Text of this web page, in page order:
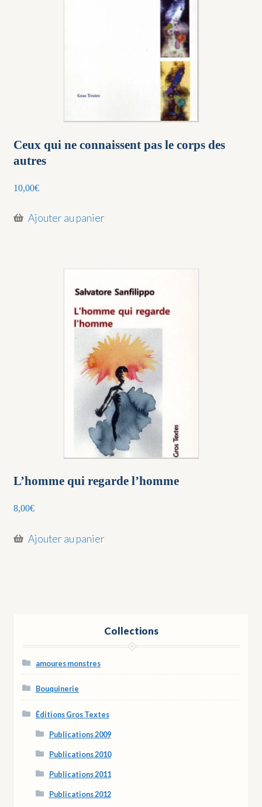
Ceux qui ne connaissent pas le corps des
autres
10,00€
Ajouter au panier
L’homme qui regarde l’homme
8,00€
Ajouter au panier
Collections
amoures monstres
Bouquinerie
Éditions Gros Textes
Publications 2009
Publications 2010
Publications 2011
Publications 2012